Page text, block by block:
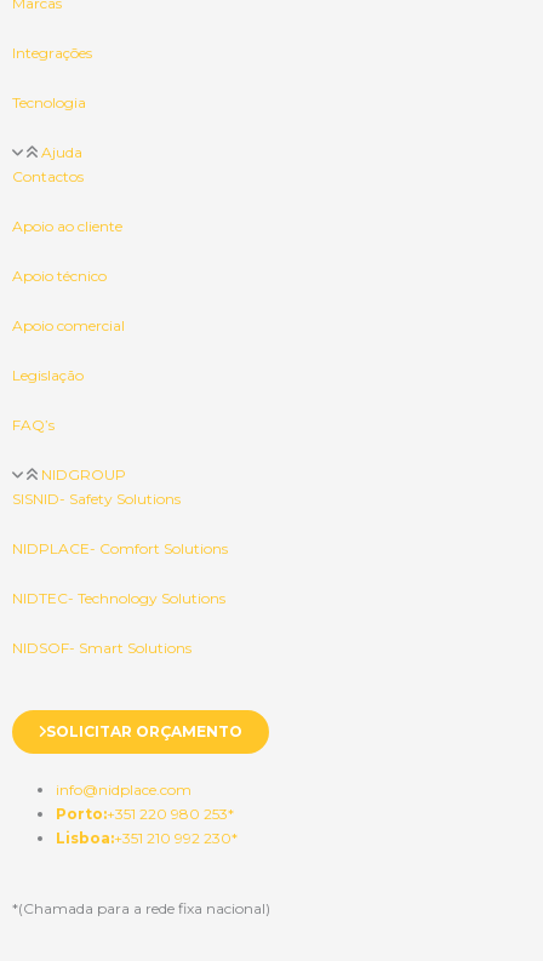
Integrações
Tecnologia
Ajuda
Contactos
Apoio ao cliente
Apoio técnico
Apoio comercial
Legislação
FAQ’s
NIDGROUP
SISNID- Safety Solutions
NIDPLACE- Comfort Solutions
NIDTEC- Technology Solutions
NIDSOF- Smart Solutions
SOLICITAR ORÇAMENTO
info@nidplace.com
Porto:+351 220 980 253*
Lisboa:+351 210 992 230*
*(Chamada para a rede fixa nacional)